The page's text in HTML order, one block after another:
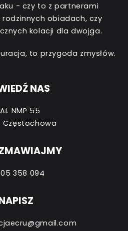
- czy to z partnerami
rodzinnych obiadach, czy
kolacji dla dwojga.
to przygoda zmysłów.
NAS
Al. NMP 55
Częstochowa
358 094